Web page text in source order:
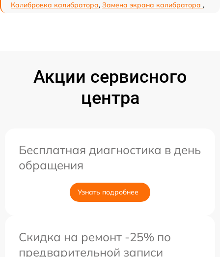
Калибровка калибратора, Замена экрана калибратора ,
Акции сервисного
центра
Бесплатная диагностика в день
обращения
Узнать подробнее
Скидка на ремонт -25% по
предварительной записи